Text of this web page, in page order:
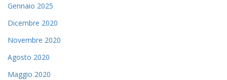
Gennaio 2025
Dicembre 2020
Novembre 2020
Agosto 2020
Maggio 2020